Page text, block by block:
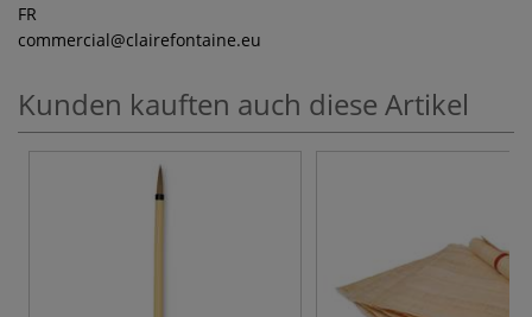
FR
commercial@clairefontaine.eu
Kunden kauften auch diese Artikel